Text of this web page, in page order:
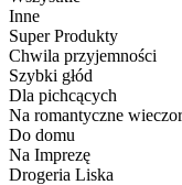
Inne
Super Produkty
Chwila przyjemności
Szybki głód
Dla pichcących
Na romantyczne
Do domu
Na Imprezę
Drogeria Liska